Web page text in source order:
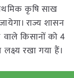
कृषि साख
राज्य शासन
किसानों को 4
रखा गया हैं।